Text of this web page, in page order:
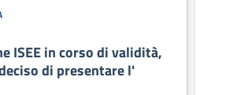
ISEE in corso di validità,
di presentare l'